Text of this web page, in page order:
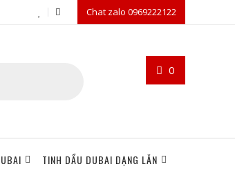
Chat zalo 0969222122
0
TINH DẦU DUBAI DẠNG LĂN